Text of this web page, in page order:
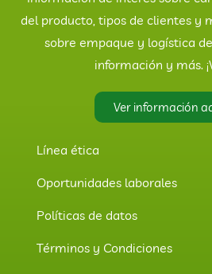
del producto, tipos de clientes y
sobre empaque y logística
información y más.
Ver información
Línea ética
Oportunidades laborales
Políticas de datos
Términos y Condiciones